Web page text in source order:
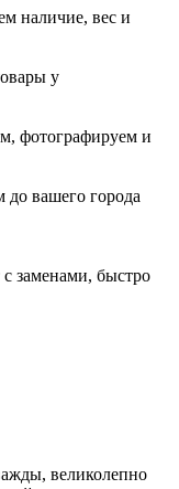
наличие, вес и
у
фотографируем и
вашего города
заменами, быстро
великолепно